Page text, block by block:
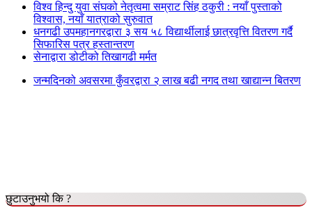
विश्व हिन्दु युवा संघको नेतृत्वमा सम्राट सिंह ठकुरी : नयाँ पुस्ताको
विश्वास, नयाँ यात्राको सुरुवात
धनगढी उपमहानगरद्वारा ३ सय ५८ विद्यार्थीलाई छात्रवृत्ति वितरण गर्दै
सिफारिस पत्र हस्तान्तरण
सेनाद्वारा डोटीको तिखागढी मर्मत
जन्मदिनको अवसरमा कुँवरद्वारा २ लाख बढी नगद तथा खाद्यान्न बितरण
छुटाउनुभयो कि ?